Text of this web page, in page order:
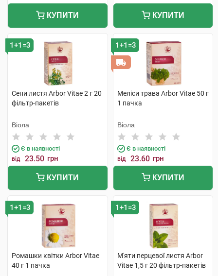
КУПИТИ КУПИТИ
1+1=3
Сени листя Arbor Vitae 2 г 20
фільтр-пакетів
Віола
Є в наявності
від 23.50 грн
КУПИТИ
1+1=3
Меліси трава Arbor Vitae 50 г
1 пачка
Віола
Є в наявності
від 23.60 грн
КУПИТИ
1+1=3
Ромашки квітки Arbor Vitae
40 г 1 пачка
1+1=3
М'яти перцевої листя Arbor
Vitae 1,5 г 20 фільтр-пакетів